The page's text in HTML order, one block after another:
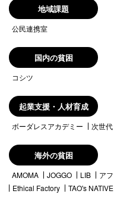
地域課題
公民連携室
国内の貧困
コシツ
起業支援・人材育成
ボーダレスアカデミー 次世
海外の貧困
AMOMA JOGGO LIB ア
Ethical Factory
TAO's